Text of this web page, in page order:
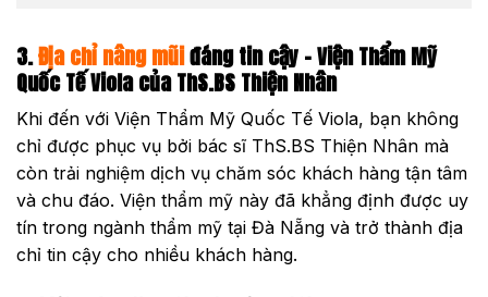
3.Địa chỉ nâng mũiđáng tin cậy – Viện Thẩm Mỹ
Quốc Tế Viola của ThS.BS Thiện Nhân
Khi đến với Viện Thẩm Mỹ Quốc Tế Viola, bạn không
chỉ được phục vụ bởi bác sĩ ThS.BS Thiện Nhân mà
còn trải nghiệm dịch vụ chăm sóc khách hàng tận tâm
và chu đáo. Viện thẩm mỹ này đã khẳng định được uy
tín trong ngành thẩm mỹ tại Đà Nẵng và trở thành địa
chỉ tin cậy cho nhiều khách hàng.